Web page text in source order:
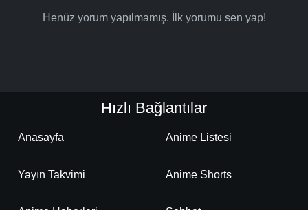
Henüz yorum yapılmamış. İlk yorumu sen yap!
Hızlı Bağlantılar
Anasayfa Anime Listesi
Yayın Takvimi Anime Shorts